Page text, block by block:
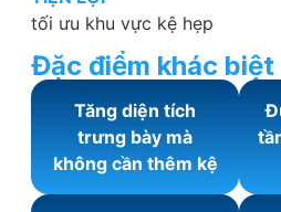
tối ưu khu vực kệ hẹp
Đặc điểm khác biệt
Tăng diện tích
trưng bày mà
không cần thêm kệ